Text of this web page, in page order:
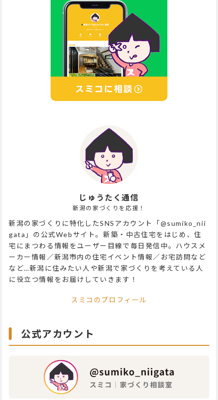
じゅうたく通信
新潟の家づくりを応援！
新潟の家づくりに特化したSNSアカウント「@sumiko_nii
gata」の公式Webサイト。新築・中古住宅をはじめ、住
宅にまつわる情報をユーザー目線で毎日発信中。ハウスメ
ーカー情報／新潟市内の住宅イベント情報／お宅訪問など
など…新潟に住みたい人や新潟で家づくりを考えている人
に役立つ情報をお届けしていきます！
スミコのプロフィール
公式アカウント